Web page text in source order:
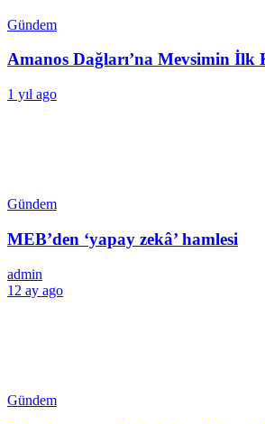
Gündem
Amanos Dağları’na Mevsimin İlk
1 yıl ago
Gündem
MEB’den ‘yapay zekâ’ hamlesi
admin
12 ay ago
Gündem